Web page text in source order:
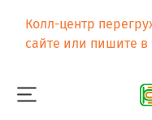
Колл-центр
сайте или пишите